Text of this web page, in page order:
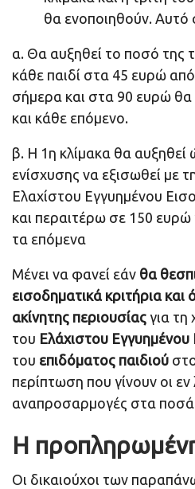
θα ενοποιηθούν. Αυτό
α. Θα αυξηθεί το ποσό της
κάθε παιδί στα 45 ευρώ
σήμερα και στα 90 ευρώ θα
και κάθε επόμενο.
β. Η 1η κλίμακα θα
ενίσχυσης να εξισωθεί με
Ελαχίστου Εγγυημένου
και περαιτέρω σε 150 ευρώ
τα επόμενα
Mένει να φανεί εάν θα
εισοδηματικά κριτήρια και
ακίνητης περιουσίας για τη
του Ελάχιστου
του επιδόματος παιδιού
περίπτωση που γίνουν οι
αναπροσαρμογές στα
Η
Οι δικαιούχοι των